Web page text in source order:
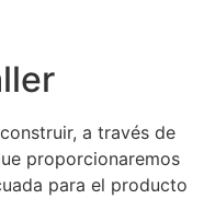
a través de
proporcionaremos
para el producto